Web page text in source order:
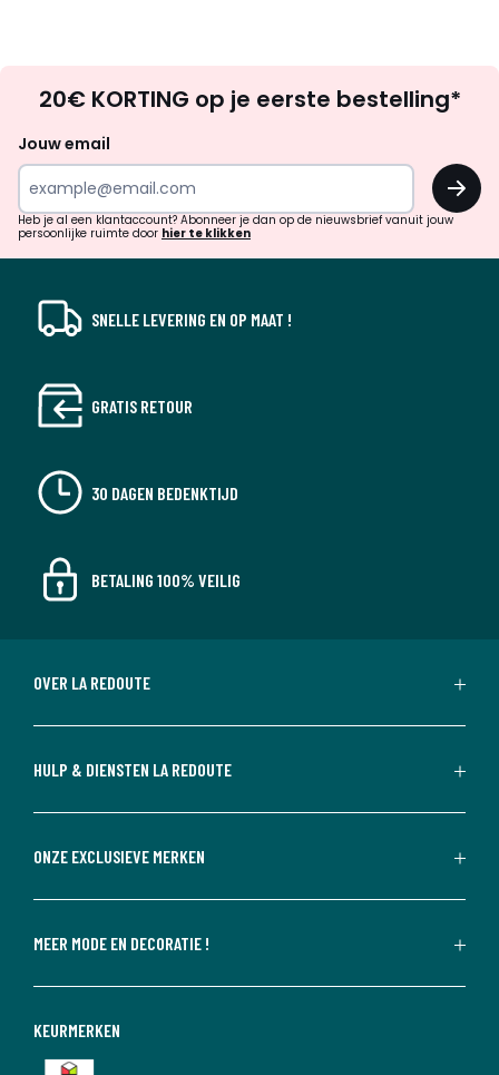
zoek
inspiratie
verrassingen?
20€ KORTING op je eerste bestelling*
Jouw email
OK
Heb je al een klantaccount? Abonneer je dan op de nieuwsbrief vanuit jouw
persoonlijke ruimte door hier te klikken
SNELLE LEVERING EN OP MAAT !
GRATIS RETOUR
30 DAGEN BEDENKTIJD
BETALING 100% VEILIG
OVER LA REDOUTE
HULP & DIENSTEN LA REDOUTE
ONZE EXCLUSIEVE MERKEN
MEER MODE EN DECORATIE !
KEURMERKEN